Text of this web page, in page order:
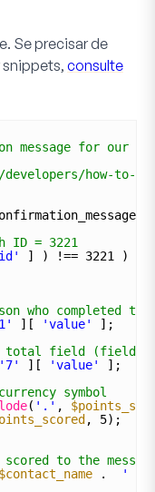
Se precisar de
consulte
message for our
how-to-
ID = 3221
] ) !== 3221 ) {
who completed
][ 'value'
];
field (field ID
'7' ][ 'value'
];
symbol
( '.' ,
, 5);
to the
$contact_name .
'